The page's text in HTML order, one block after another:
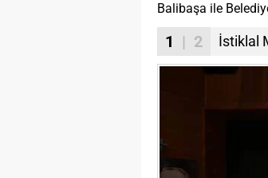
Balibaşa ile
1 | 2 İstiklal